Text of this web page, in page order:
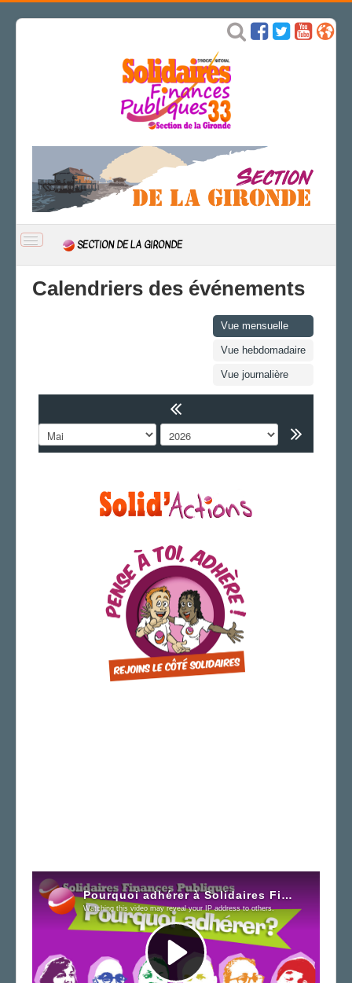
BASCULER
NAVIGATION
SECTION DE LA GIRONDE
LA SECTION
Vos correspondants
Calendriers des événements
Vue mensuelle
Vue hebdomadaire
Vue journalière
Newsletter
Agenda
Août 2026